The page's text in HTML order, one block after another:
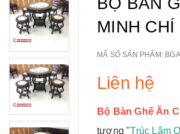
MINH CHÍ
MÃ SỐ SẢN PHẨM:
Liên hệ
Bộ Bàn Ghế Ăn
tượng "Trúc Lâm